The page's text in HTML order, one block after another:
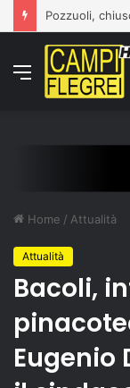
Menu
Home / Attualità
Attualità
Bacoli,
Eugenio